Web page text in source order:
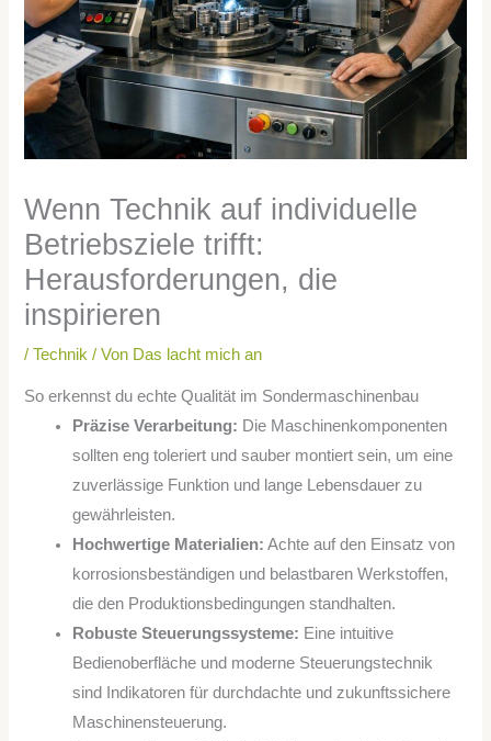
Wenn Technik auf individuelle
Betriebsziele trifft:
Herausforderungen, die
inspirieren
/Technik / Von Das lacht mich an
So erkennst du echte Qualität im Sondermaschinenbau
Präzise Verarbeitung: Die Maschinenkomponenten
sollten eng toleriert und sauber montiert sein, um eine
zuverlässige Funktion und lange Lebensdauer zu
gewährleisten.
Hochwertige Materialien: Achte auf den Einsatz von
korrosionsbeständigen und belastbaren Werkstoffen,
die den Produktionsbedingungen standhalten.
Robuste Steuerungssysteme: Eine intuitive
Bedienoberfläche und moderne Steuerungstechnik
sind Indikatoren für durchdachte und zukunftssichere
Maschinensteuerung.